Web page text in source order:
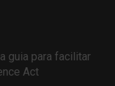
guia para facilitar
Act